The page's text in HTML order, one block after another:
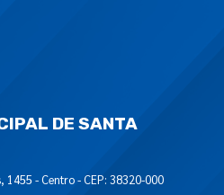
DE SANTA
1455 - Centro - CEP: 38320-000